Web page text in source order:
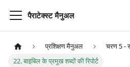
पैराटेक्स्ट मैनुअल
प्रशिक्षण मैनुअल
चरण 5 -
22. बाइबिल के प्रमुख शब्दों की रिपोर्ट